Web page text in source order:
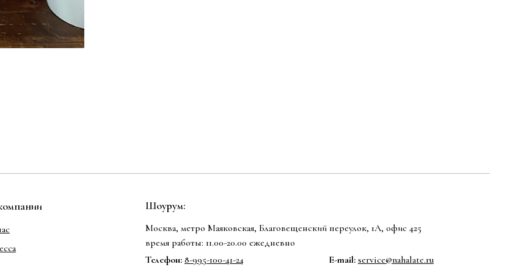
Шоурум:
Москва, метро Маяковская, Благовещенский переулок, 1А, офис 425
время работы: 11.00-20.00 ежедневно
Телефон: 8-995-100-41-24 E-mail: service@nahalate.ru